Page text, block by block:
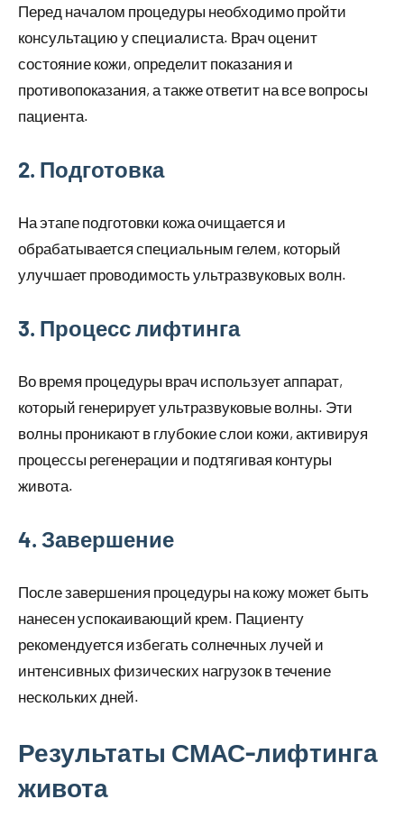
Перед началом процедуры необходимо пройти
консультацию у специалиста. Врач оценит
состояние кожи, определит показания и
противопоказания, а также ответит на все вопросы
пациента.
2. Подготовка
На этапе подготовки кожа очищается и
обрабатывается специальным гелем, который
улучшает проводимость ультразвуковых волн.
3. Процесс лифтинга
Во время процедуры врач использует аппарат,
который генерирует ультразвуковые волны. Эти
волны проникают в глубокие слои кожи, активируя
процессы регенерации и подтягивая контуры
живота.
4. Завершение
После завершения процедуры на кожу может быть
нанесен успокаивающий крем. Пациенту
рекомендуется избегать солнечных лучей и
интенсивных физических нагрузок в течение
нескольких дней.
Результаты СМАС-лифтинга
живота